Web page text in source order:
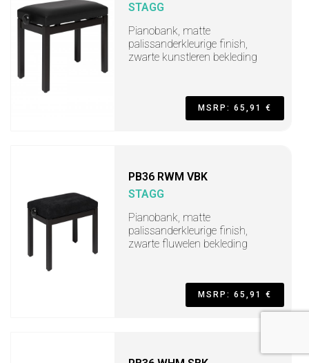
STAGG
Pianobank, matte
palissanderkleurige finish,
zwarte kunstleren bekleding
MSRP: 65,91 €
PB36 RWM VBK
STAGG
Pianobank, matte
palissanderkleurige finish,
zwarte fluwelen bekleding
MSRP: 65,91 €